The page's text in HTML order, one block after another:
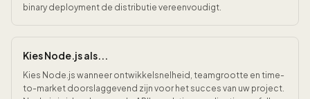
binary deployment de distributie vereenvoudigt.
Kies Node.js als...
Kies Node.js wanneer ontwikkelsnelheid, teamgrootte en time-
to-market doorslaggevend zijn voor het succes van uw project.